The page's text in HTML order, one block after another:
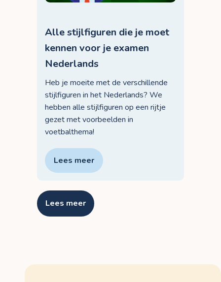
Alle stijlfiguren die je moet
kennen voor je examen
Nederlands
Heb je moeite met de verschillende
stijlfiguren in het Nederlands? We
hebben alle stijlfiguren op een rijtje
gezet met voorbeelden in
voetbalthema!
Lees meer
Lees meer